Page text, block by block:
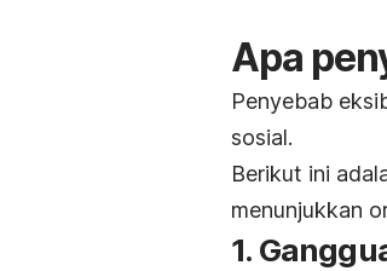
Apa
Penyebab
sosial.
Berikut ini
menunjukkan
1.